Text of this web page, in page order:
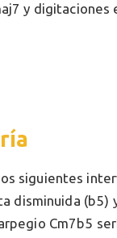
y digitaciones
siguientes
disminuida
Cm7b5